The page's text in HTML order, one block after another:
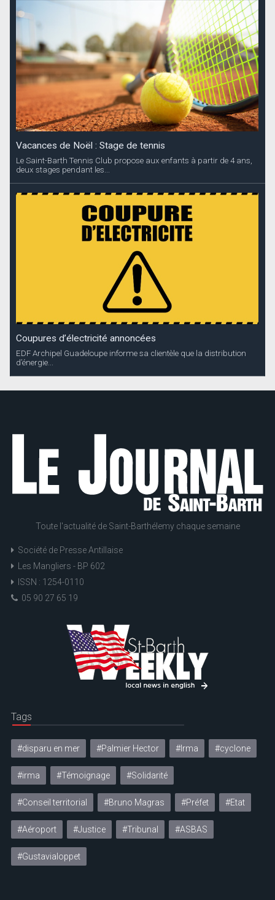
Vacances de Noël : Stage de tennis
Le Saint-Barth Tennis Club propose aux enfants à partir de 4 ans,
deux stages pendant les...
Coupures d’électricité annoncées
EDF Archipel Guadeloupe informe sa clientèle que la distribution
d’énergie...
Toute l'actualité de Saint-Barthélemy chaque semaine
Société de Presse Antillaise
Les Mangliers - BP 602
ISSN : 1254-0110
05 90 27 65 19
Tags
#disparu en mer #Palmier Hector #Irma #cyclone
#irma #Témoignage #Solidarité
#Conseil territorial #Bruno Magras #Préfet #Etat
#Aéroport #Justice #Tribunal #ASBAS
#Gustavialoppet